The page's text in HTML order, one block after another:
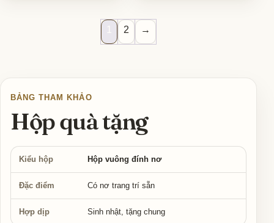
2 →
BẢNG THAM KHẢO
Hộp quà tặng
Hộp vuông đính nơ
Có nơ trang trí sẵn
Sinh nhật, tặng chung